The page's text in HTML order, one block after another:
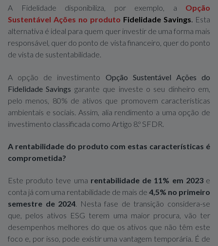
A Fidelidade disponibiliza, por exemplo, a
Opção
Sustentável Ações no produto Fidelidade Savings. Esta
alternativa é ideal para quem quer investir de uma forma mais
responsável, quer do ponto de vista financeiro, quer do ponto
de vista de sustentabilidade.
A opção de investimento Opção Sustentável Ações do
Fidelidade Savings garante que investe o seu dinheiro em,
pelo menos, 80% de ativos que promovem características
ambientais e sociais. Assim, alia rendimento a uma opção de
investimento classificada como Artigo 8.º SFDR.
A rentabilidade do produto com estas características é
comprometida?
Este produto teve uma rentabilidade de 11% em 2023e
conta já com uma rentabilidade de mais de 4,5% no primeiro
semestre de 2024. Nesta fase de transição considera-se
que, pelos ativos ESG terem uma maior procura, vão ter
desempenhos melhores do que os ativos que não têm este
foco e, por isso, pode existir uma vantagem temporária. É de